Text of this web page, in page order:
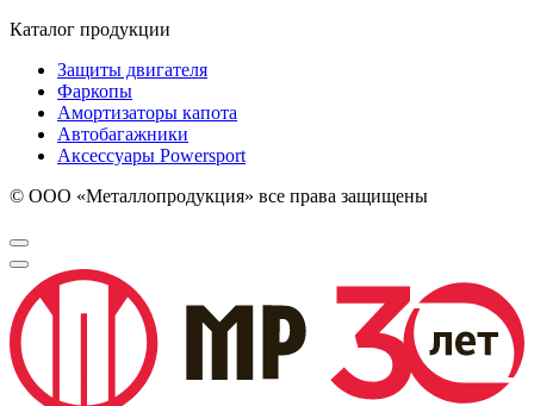
Каталог продукции
Защиты двигателя
Фаркопы
Амортизаторы капота
Автобагажники
Аксессуары Powersport
© ООО «Металлопродукция» все права защищены